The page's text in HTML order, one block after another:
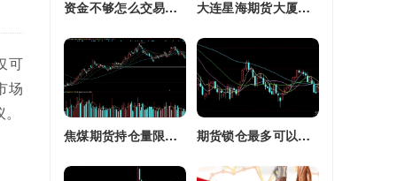
可
场
资金不够怎么交易股指期货(资金不够怎么交易股指期货呢) 大连星海期货大厦四区改建(大连星海广场期货大厦)
焦煤期货持仓量限额(焦煤期货持仓量限额是多少) 期货锁仓最多可以多长时间(期货锁仓最多可以多长时间卖出)